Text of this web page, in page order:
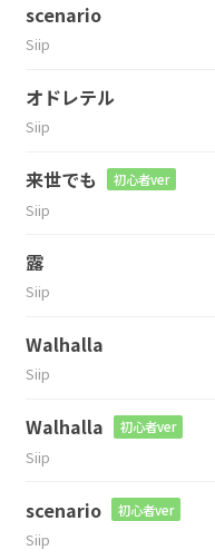
scenario
Siip
オドレテル
Siip
来世でも 初心者ver
Siip
露
Siip
Walhalla
Siip
Walhalla 初心者ver
Siip
scenario 初心者ver
Siip